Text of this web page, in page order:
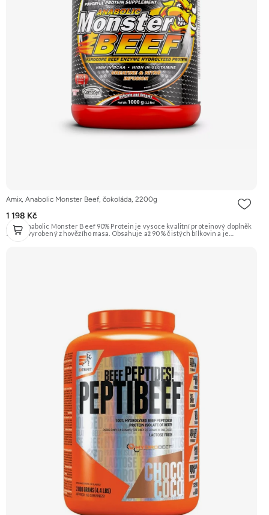
Amix, Anabolic Monster Beef, čokoláda, 2200g
1 198 Kč
Amix Anabolic Monster Beef 90% Protein je vysoce kvalitní proteinový doplněk
stravy vyrobený z hovězího masa. Obsahuje až 90 % čistých bílkovin a je